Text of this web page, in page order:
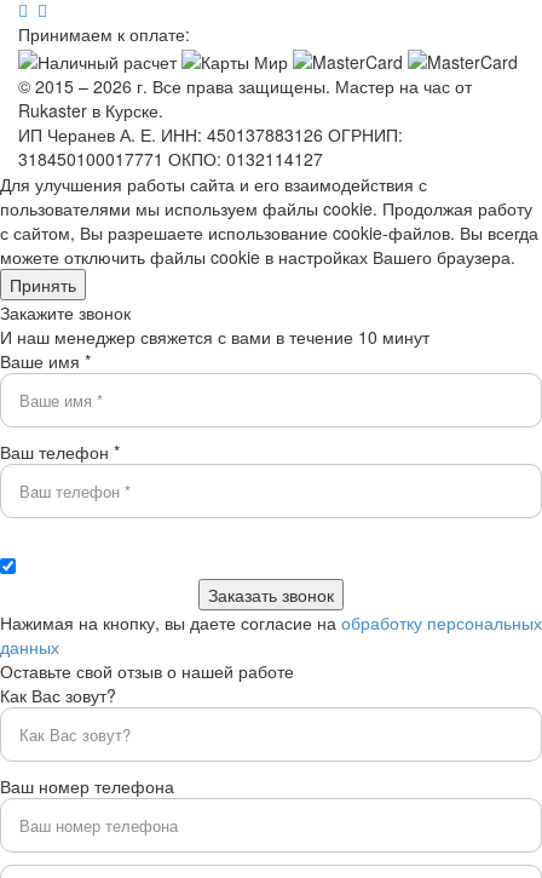
Принимаем к оплате:
© 2015 – 2026 г. Все права защищены. Мастер на час от
Rukaster в Курске.
ИП Черанев А. Е. ИНН: 450137883126 ОГРНИП:
318450100017771 ОКПО: 0132114127
Для улучшения работы сайта и его взаимодействия с
пользователями мы используем файлы cookie. Продолжая работу
с сайтом, Вы разрешаете использование cookie-файлов. Вы всегда
можете отключить файлы cookie в настройках Вашего браузера.
Принять
Закажите звонок
И наш менеджер свяжется с вами в течение 10 минут
Ваше имя *
Ваш телефон *
Нажимая на кнопку, вы даете согласие на обработку персональных
данных
Оставьте свой отзыв о нашей работе
Как Вас зовут?
Ваш номер телефона